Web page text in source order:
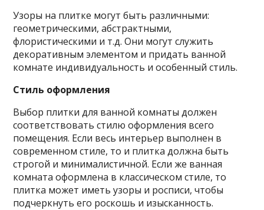
Узоры на плитке могут быть различными:
геометрическими, абстрактными,
флористическими и т.д. Они могут служить
декоративным элементом и придать ванной
комнате индивидуальность и особенный стиль.
Стиль оформления
Выбор плитки для ванной комнаты должен
соответствовать стилю оформления всего
помещения. Если весь интерьер выполнен в
современном стиле, то и плитка должна быть
строгой и минималистичной. Если же ванная
комната оформлена в классическом стиле, то
плитка может иметь узоры и росписи, чтобы
подчеркнуть его роскошь и изысканность.